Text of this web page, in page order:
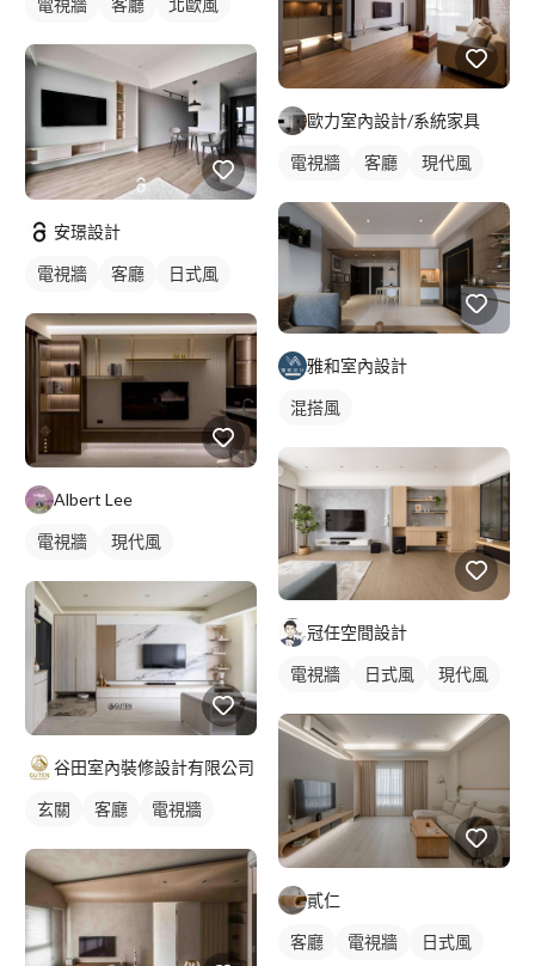
電視牆 客廳 北歐風
安璟設計
電視牆 客廳 日式風
Albert Lee
電視牆 現代風
谷田室內裝修設計有限公司
玄關 客廳 電視牆
歐力室內設計/系統家具
電視牆 客廳 現代風
雅和室內設計
混搭風
冠任空間設計
電視牆 日式風 現代風
貳仁
客廳 電視牆 日式風